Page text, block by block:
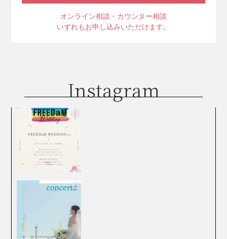
オンライン相談・カウンター相談
いずれもお申し込みいただけます。
Instagram